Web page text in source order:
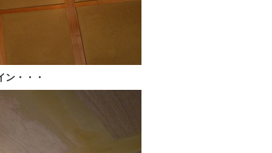
ン・・・